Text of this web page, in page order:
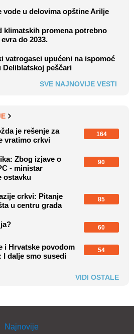
vode u delovima opštine Arilje
klimatskih promena potrebno
do 2033.
vatrogasci upućeni na ispomoć
Deliblatskoj peščari
SVE NAJNOVIJE VESTI
je rešenje za
vratimo crkvi
164
Zbog izjave o
- ministar
ostavku
90
crkvi: Pitanje
u centru grada
85
60
i Hrvatske povodom
dalje smo susedi
54
VIDI OSTALE
Najnovije